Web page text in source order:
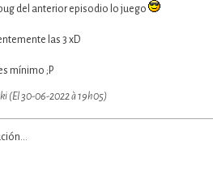
del anterior episodio lo juego
las 3 xD
mínimo ;P
(El 30-06-2022 à 19h05)